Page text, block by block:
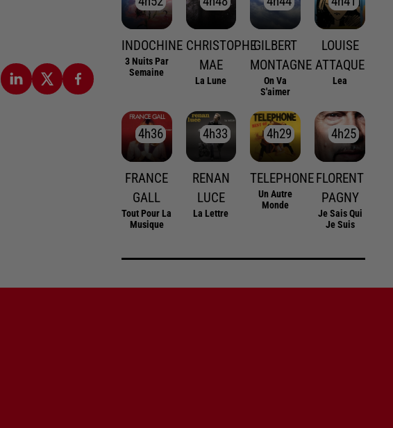
INDOCHINE
3 Nuits Par
Semaine
CHRISTOPHE
MAE
La Lune
GILBERT
MONTAGNE
On Va
S'aimer
LOUISE
ATTAQUE
Lea
4h36
4h36
FRANCE
GALL
Tout Pour La
Musique
4h33
4h33
RENAN
LUCE
La Lettre
4h29
4h29
TELEPHONE
Un Autre
Monde
4h25
4h25
FLORENT
PAGNY
Je Sais Qui
Je Suis